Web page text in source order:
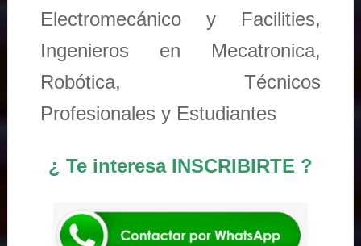
Electromecánico y Facilities,
Ingenieros en Mecatronica,
Robótica, Técnicos
Profesionales y Estudiantes
¿ Te interesa INSCRIBIRTE ?